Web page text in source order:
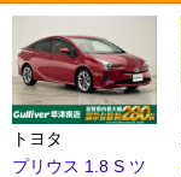
トヨタ
プリウス 1.8 S ツ